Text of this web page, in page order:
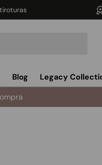
Blog
Legacy